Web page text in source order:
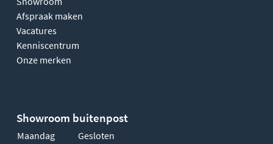
Afspraak maken
Vacatures
Kenniscentrum
Onze merken
Showroom buitenpost
Maandag
Gesloten